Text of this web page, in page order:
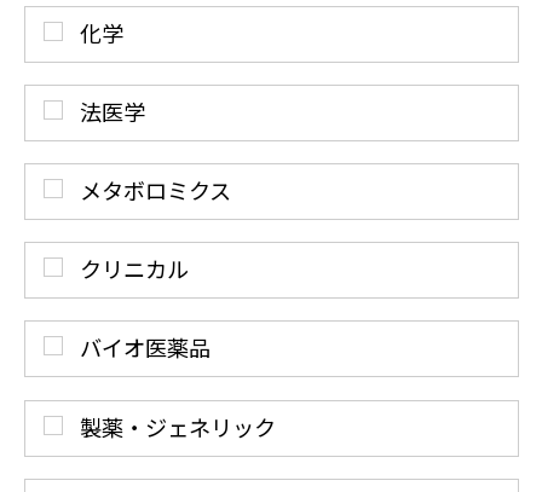
化学
法医学
メタボロミクス
クリニカル
バイオ医薬品
製薬・ジェネリック